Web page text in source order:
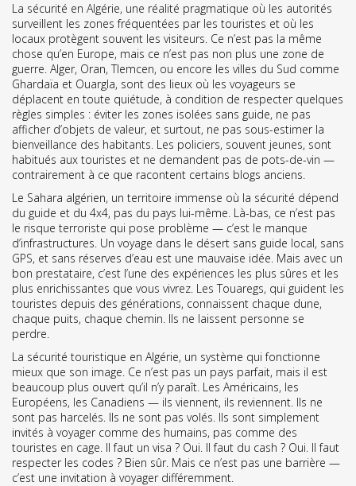
La sécurité en Algérie, une réalité pragmatique où les autorités
surveillent les zones fréquentées par les touristes et où les
locaux protègent souvent les visiteurs. Ce n’est pas la même
chose qu’en Europe, mais ce n’est pas non plus une zone de
guerre. Alger, Oran, Tlemcen, ou encore les villes du Sud comme
Ghardaïa et Ouargla, sont des lieux où les voyageurs se
déplacent en toute quiétude, à condition de respecter quelques
règles simples : éviter les zones isolées sans guide, ne pas
afficher d’objets de valeur, et surtout, ne pas sous-estimer la
bienveillance des habitants. Les policiers, souvent jeunes, sont
habitués aux touristes et ne demandent pas de pots-de-vin —
contrairement à ce que racontent certains blogs anciens.
Le Sahara algérien, un territoire immense où la sécurité dépend
du guide et du 4x4, pas du pays lui-même. Là-bas, ce n’est pas
le risque terroriste qui pose problème — c’est le manque
d’infrastructures. Un voyage dans le désert sans guide local, sans
GPS, et sans réserves d’eau est une mauvaise idée. Mais avec un
bon prestataire, c’est l’une des expériences les plus sûres et les
plus enrichissantes que vous vivrez. Les Touaregs, qui guident les
touristes depuis des générations, connaissent chaque dune,
chaque puits, chaque chemin. Ils ne laissent personne se
perdre.
La sécurité touristique en Algérie, un système qui fonctionne
mieux que son image. Ce n’est pas un pays parfait, mais il est
beaucoup plus ouvert qu’il n’y paraît. Les Américains, les
Européens, les Canadiens — ils viennent, ils reviennent. Ils ne
sont pas harcelés. Ils ne sont pas volés. Ils sont simplement
invités à voyager comme des humains, pas comme des
touristes en cage. Il faut un visa ? Oui. Il faut du cash ? Oui. Il faut
respecter les codes ? Bien sûr. Mais ce n’est pas une barrière —
c’est une invitation à voyager différemment.